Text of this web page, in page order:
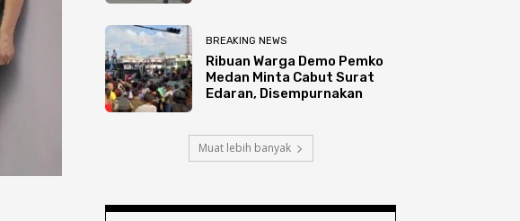
BREAKING NEWS
Ribuan Warga Demo Pemko
Medan Minta Cabut Surat
Edaran, Disempurnakan
Muat lebih banyak